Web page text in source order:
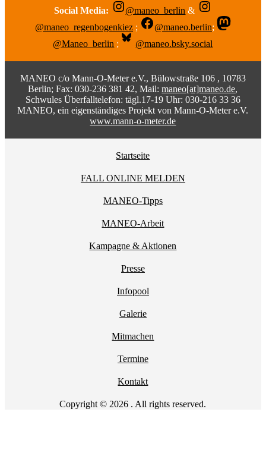
Social Media: @maneo_berlin &
@maneo_regenbogenkiez ; @maneo.berlin;
@Maneo_berlin ; @maneo.bsky.social
MANEO c/o Mann-O-Meter e.V., Bülowstraße 106 , 10783
Berlin; Fax: 030-236 381 42, Mail:maneo[at]maneo.de,
Schwules Überfalltelefon: tägl.17-19 Uhr: 030-216 33 36
MANEO, ein eigenständiges Projekt von Mann-O-Meter e.V.
www.mann-o-meter.de
Startseite
FALL ONLINE MELDEN
MANEO-Tipps
MANEO-Arbeit
Kampagne & Aktionen
Presse
Infopool
Galerie
Mitmachen
Termine
Kontakt
Copyright © 2026 . All rights reserved.